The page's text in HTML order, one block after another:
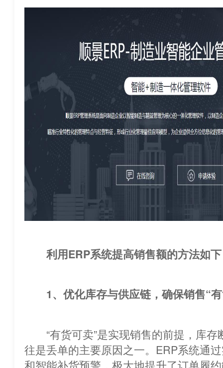
利用ERP系统提高销售额的方法如
1、优化库存与供应链，确保销售“有
 “有货可卖”是实现销售的前提，
往是丢单的主要原因之一。ERP系统通
和智能补货预警，极大地提升了订单履